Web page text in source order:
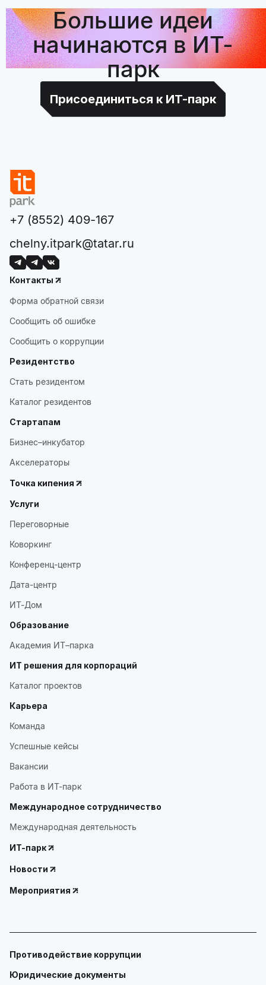
Большие идеи
начинаются в ИТ-
парк
Присоединиться к ИТ-парк
+7 (8552) 409-167
chelny.itpark@tatar.ru
Контакты
Форма обратной связи
Сообщить об ошибке
Сообщить о коррупции
Резидентство
Стать резидентом
Каталог резидентов
Стартапам
Бизнес–инкубатор
Акселераторы
Точка кипения
Услуги
Переговорные
Коворкинг
Конференц-центр
Дата-центр
ИТ-Дом
Образование
Академия ИТ–парка
ИТ решения для корпораций
Каталог проектов
Карьера
Команда
Успешные кейсы
Вакансии
Работа в ИТ-парк
Международное сотрудничество
Международная деятельность
ИТ-парк
Новости
Мероприятия
Противодействие коррупции
Юридические документы